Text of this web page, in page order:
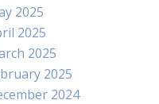
2025
2025
2025
2025
2024